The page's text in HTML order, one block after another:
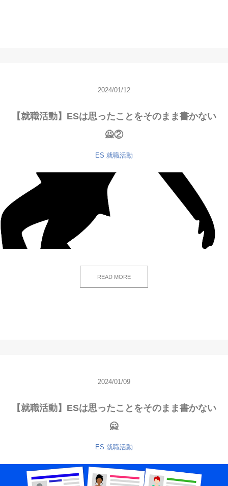
2024/01/12
【就職活動】ESは思ったことをそのまま書かない
🙅②
ES 就職活動
READ MORE
2024/01/09
【就職活動】ESは思ったことをそのまま書かない
🙅
ES 就職活動